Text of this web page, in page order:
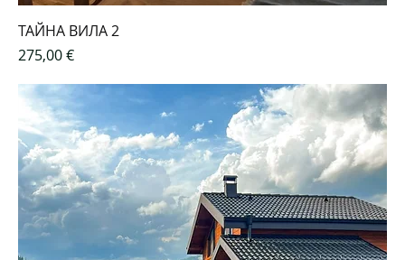
ТАЙНА ВИЛА 2
Цена
275,00 €